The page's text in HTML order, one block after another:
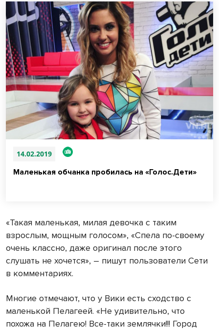
14.02.2019
Маленькая обчанка пробилась на «Голос.Дети»
«Такая маленькая, милая девочка с таким
взрослым, мощным голосом», «Спела по-своему
очень классно, даже оригинал после этого
слушать не хочется», – пишут пользователи Сети
в комментариях.
Многие отмечают, что у Вики есть сходство с
маленькой Пелагеей. «Не удивительно, что
похожа на Пелагею! Все-таки землячки!!! Город